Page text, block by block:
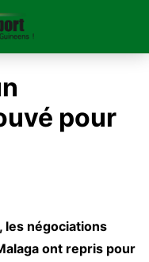
pour
, les négociations
ont repris pour